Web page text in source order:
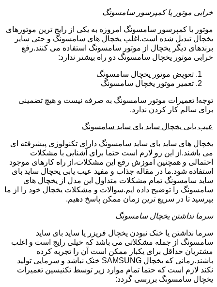
خرابی موتور یا کمپرسور سامسونگ
موتور یا کمپرسور سامسونگ امروزه به یکی از رایج ترین موتورهای
یخچال تبدیل شده است.اغلب یخچال های سامسونگ و حتی سایر
برندهای دیگر یخچال از موتور سامسونگ استفاده می کنند.رفع
خرابی موتور یخچال سامسونگ دو راه بیشتر ندارد:
تعویض موتور یخچال سامسونگ
تعمیر موتور یخچال سامسونگ
توجه! تعمیرات موتور سامسونگ به صرفه نیست و هیچ تضمینی
برای سالم کار کردن ندارد.
عیب یابی یخچال ساید بای ساید سامسونگ
یخچال های ساید بای ساید سامسونگ دارای تکنولوژی پیشرفته ای
می باشند.از این رو لازم است حتما برای آشنایی با مشکلات
احتمالی و همچنین آموزش رفع این مشکلات،از راه کارهای موجود
استفاده شود.ما در مقاله جذاب و مفید عیب یابی یخچال ساید بای
ساید سامسونگ تمام مشکلات متداول این مدل از یخچال های
سامسونگ را توضیح داده ایم.سوالات و مشکلات یخچال خود را از ما
بپرسید تا در سریع ترین زمان ممکن پاسخ دهیم.
سرما نداشتن یخچال سامسونگ
سرما نداشتن یا خنک نبودن یخچال فریزر یا ساید بای ساید
سامسونگ از جمله مشکلاتی می باشد که خیلی رایج است و اغلب
مشتریان حداقل برای یکبار ممکن است آن را تجربه کرده
باشند.زمانی که یخچال SAMSUNG خنک نباشد و سرمایی تولید
نکند لازم است که حتما تمام موارد زیر توسط تکنیسین تعمیرات
یخچال سامسونگ بررسی گردد: